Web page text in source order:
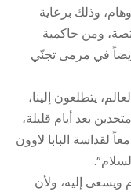
وذلك برعاية
ومن حاكمية
في مرمى تجنّي
يتطلعون إلينا،
بعد أيام قليلة،
لقداسة البابا لاوون
ويسعى إليه، ولأن